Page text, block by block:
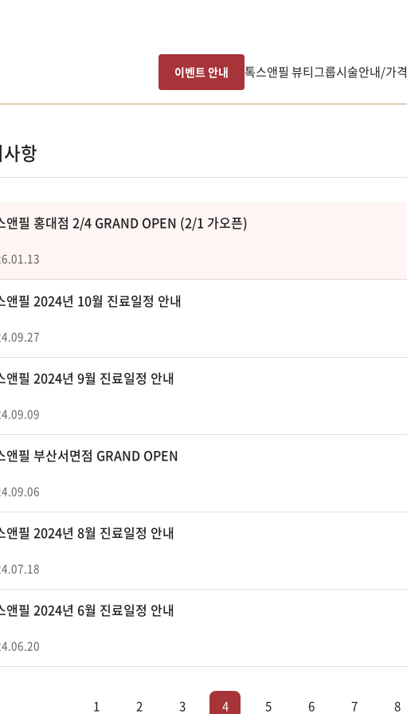
이벤트 안내 톡스앤필 뷰티그룹시술안내/가격
항
앤필 홍대점 2/4 GRAND OPEN (2/1 가오픈)
앤필 2024년 10월 진료일정 안내
앤필 2024년 9월 진료일정 안내
앤필 부산서면점 GRAND OPEN
앤필 2024년 8월 진료일정 안내
앤필 2024년 6월 진료일정 안내
1 2 3 4 5 6 7 8